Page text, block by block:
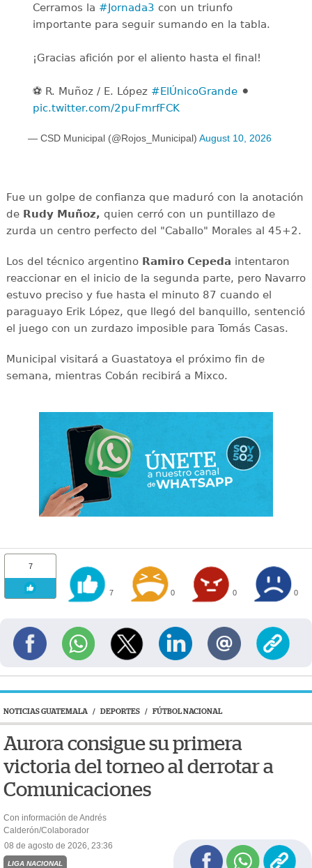
Cerramos la #Jornada3 con un triunfo
importante para seguir sumando en la tabla.
¡Gracias afición por el aliento hasta el final!
⚽️ R. Muñoz / E. López #ElÚnicoGrande ⚫️
pic.twitter.com/2puFmrfFCK
— CSD Municipal (@Rojos_Municipal) August 10, 2026
Fue un golpe de confianza que maduró con la anotación
de Rudy Muñoz, quien cerró con un puntillazo de
zurda un centro perfecto del "Caballo" Morales al 45+2.
Los del técnico argentino Ramiro Cepeda intentaron
reaccionar en el inicio de la segunda parte, pero Navarro
estuvo preciso y fue hasta el minuto 87 cuando el
paraguayo Erik López, que llegó del banquillo, sentenció
el juego con un zurdazo imposible para Tomás Casas.
Municipal visitará a Guastatoya el próximo fin de
semana, mientras Cobán recibirá a Mixco.
7
7 0 0 0
NOTICIAS GUATEMALA / DEPORTES / FÚTBOL NACIONAL
Aurora consigue su primera
victoria del torneo al derrotar a
Comunicaciones
Con información de Andrés
Calderón/Colaborador
08 de agosto de 2026, 23:36
LIGA NACIONAL